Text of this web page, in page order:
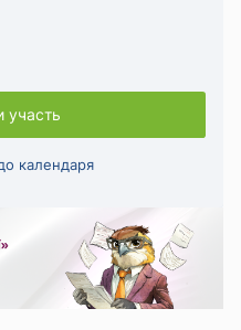
участь
календаря